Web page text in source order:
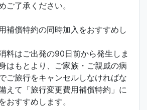
ご了承ください。
補償特約の同時加入をおすすめし
料はご出発の90日前から発生しま
はもとより、ご家族・ご親戚の病
ご旅行をキャンセルしなければな
えて「旅行変更費用補償特約」に
おすすめします。